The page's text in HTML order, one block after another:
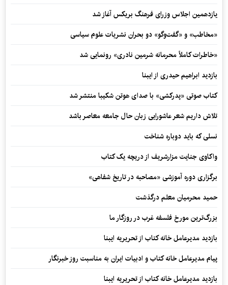
یازدهمین اجلاس وزرای فرهنگ بریکس آغاز شد
«مخاطب» و «گفت‌وگو» دو بحران نشریات علوم سیاسی
«خاطرات کاملاً محرمانه شرمین نادری» رونمایی شد
بازدید ابراهیم حیدری از ایبنا
کتاب صوتی «پدرکشی» با صدای هوتن شکیبا منتشر شد
تلاش داریم شعر عاشورایی زبان حال جامعه معاصر باشد
نسلی که باید دوباره شناخت
واکاوی جنایت مزارشریف از دریچه یک کتاب
برگزاری دوره آموزشی «مصاحبه در تاریخ شفاهی»
حمید محرمیان معلم درگذشت
بزرگ‌ترین مورخ فلسفه غرب در روزگار ما
بازدید مدیرعامل خانه کتاب از تحریریه ایبنا
پیام مدیرعامل خانه کتاب و ادبیات ایران به مناسبت روز خبرنگار
بازدید مدیرعامل خانه کتاب از تحریریه ایبنا